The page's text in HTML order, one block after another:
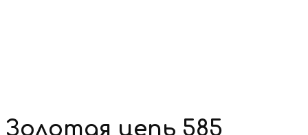
Золотая цепь 585